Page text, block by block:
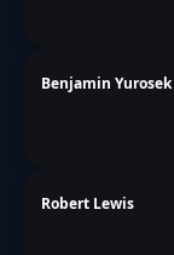
Benjamin Yurosek
Robert Lewis